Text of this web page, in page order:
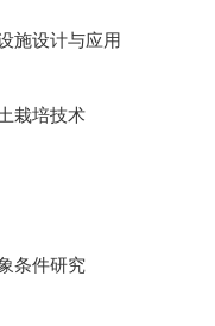
施设计与应用
栽培技术
条件研究